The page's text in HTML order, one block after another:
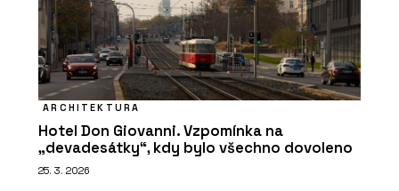
ARCHITEKTURA
Hotel Don Giovanni. Vzpomínka na
„devadesátky“, kdy bylo všechno dovoleno
25. 3. 2026